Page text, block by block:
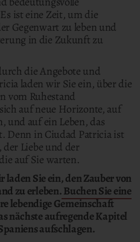
ist eine Zeit, um die
Gegenwart zu leben und
in die Zukunft zu
die Angebote und
laden wir Sie ein, über die
vom Ruhestand
auf neue Horizonte, auf
und auf ein Leben, das
Denn in Ciudad Patricia ist
der Liebe und der
auf Sie warten.
Sie ein, den Zauber von
zu erleben.Buchen Sie eine
lebendige Gemeinschaft
nächste aufregende Kapitel
aufschlagen.